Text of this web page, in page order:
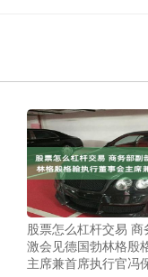
股票怎么杠杆交易 商
激会见德国勃林格殷
主席兼首席执行官冯